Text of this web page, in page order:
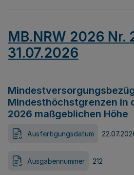
MB.NRW 2026 Nr.
31.07.2026
Mindesthöchstgrenzen in
2026 maßgeblichen Höhe
Ausfertigungsdatum
Ausgabennummer 212